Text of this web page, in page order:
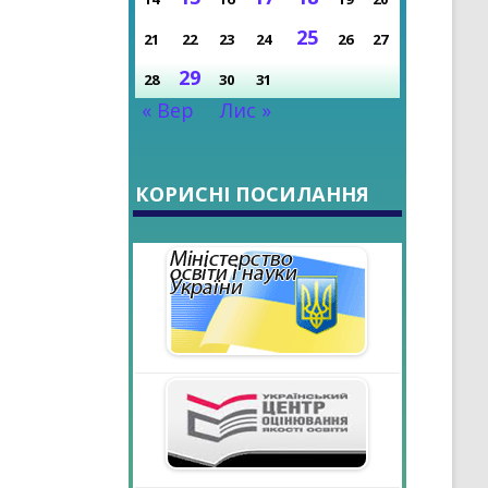
21 22 23 24 25 26 27
28 29 30 31
« Вер Лис »
КОРИСНІ ПОСИЛАННЯ